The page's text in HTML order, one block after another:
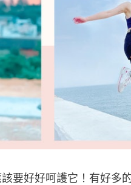
要好好呵護它！有好多